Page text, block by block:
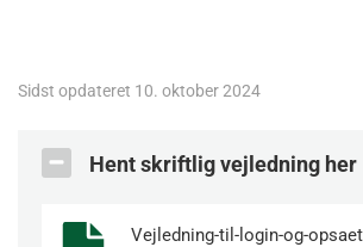
Sidst opdateret 10. oktober 2024
Hent skriftlig vejledning her
Vejledning-til-login-og-